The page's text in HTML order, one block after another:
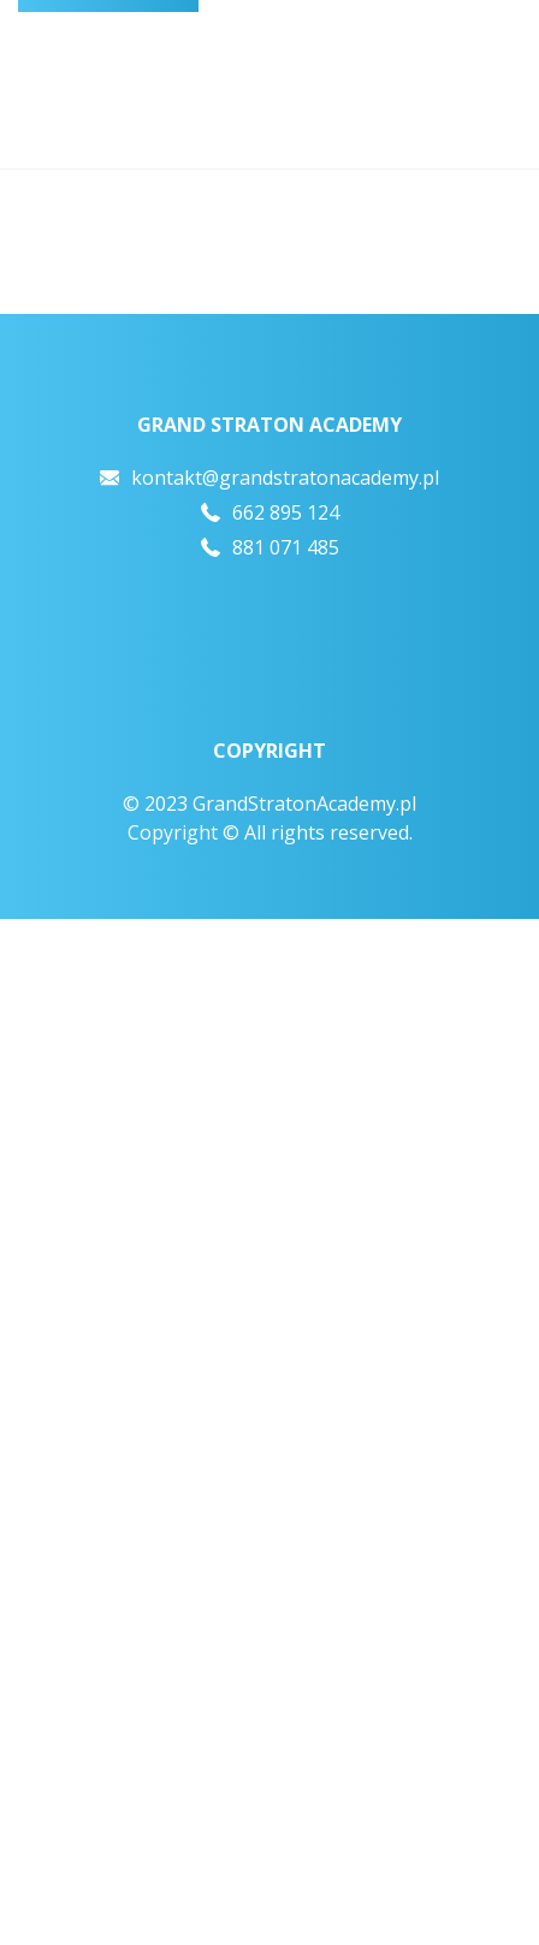
GRAND STRATON ACADEMY
kontakt@grandstratonacademy.pl
662 895 124
881 071 485
COPYRIGHT
© 2023 GrandStratonAcademy.pl
Copyright © All rights reserved.